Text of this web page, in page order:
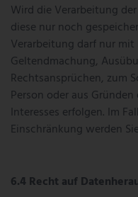
Wird die Verarbeitung
diese nur noch
Verarbeitung darf nur
Geltendmachung,
Rechtsansprüchen, zum
Person oder aus
Interesses erfolgen. Im
Einschränkung werden
Recht auf